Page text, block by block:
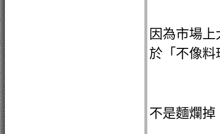
因為市場
於「不像料
不是麵爛